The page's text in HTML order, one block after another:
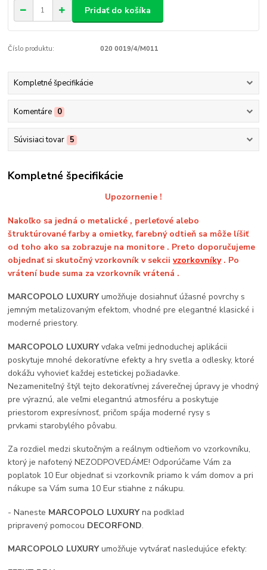
Pridať do košíka
Číslo produktu: 020 0019/4/M011
Kompletné špecifikácie
Komentáre 0
Súvisiaci tovar 5
Kompletné špecifikácie
Upozornenie !
Nakoľko sa jedná o metalické , perleťové alebo
štruktúrované farby a omietky, farebný odtieň sa môže líšiť
od toho ako sa zobrazuje na monitore . Preto doporučujeme
objednať si skutočný vzorkovník v sekciivzorkovníky. Po
vrátení bude suma za vzorkovník vrátená .
MARCOPOLO LUXURYumožňuje dosiahnuť úžasné povrchy s
jemným metalizovaným efektom, vhodné pre elegantné klasické i
moderné priestory.
MARCOPOLO LUXURYvďaka veľmi jednoduchej aplikácii
poskytuje mnohé dekoratívne efekty a hry svetla a odlesky, ktoré
dokážu vyhovieť každej estetickej požiadavke.
Nezameniteľný štýl tejto dekoratívnej záverečnej úpravy je vhodný
pre výraznú, ale veľmi elegantnú atmosféru a poskytuje
priestorom expresívnosť, pričom spája moderné rysy s
prvkami starobylého pôvabu.
Za rozdiel medzi skutočným a reálnym odtieňom vo vzorkovníku,
ktorý je nafotený NEZODPOVEDÁME! Odporúčame Vám za
poplatok 10 Eur objednať si vzorkovník priamo k vám domov a pri
nákupe sa Vám suma 10 Eur stiahne z nákupu.
- Naneste MARCOPOLO LUXURYna podklad
pripravený pomocou DECORFOND.
MARCOPOLO LUXURYumožňuje vytvárať nasledujúce efekty: